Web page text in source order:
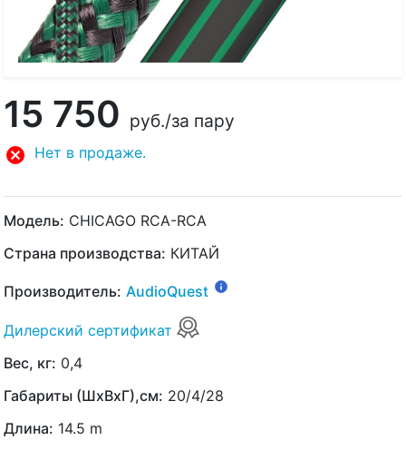
15 750 руб./за пару
Нет в продаже.
Модель: CHICAGO RCA-RCA
Страна производства: КИТАЙ
Производитель: AudioQuest
Дилерский сертификат
Вес, кг: 0,4
Габариты (ШхВхГ),см: 20/4/28
Длина: 14.5 m